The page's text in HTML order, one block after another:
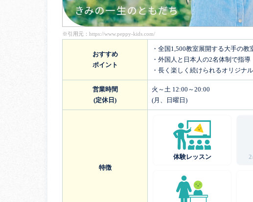
※引用元： https://www.peppy-kids.com/
おすすめ
ポイント
・全国1,500教室展開する大手の教
・外国人と日本人の2名体制で指導
・長く楽しく続けられるオリジナ
営業時間
(定休日)
火～土 12:00～20:00
(月、日曜日)
特徴
体験レッスン